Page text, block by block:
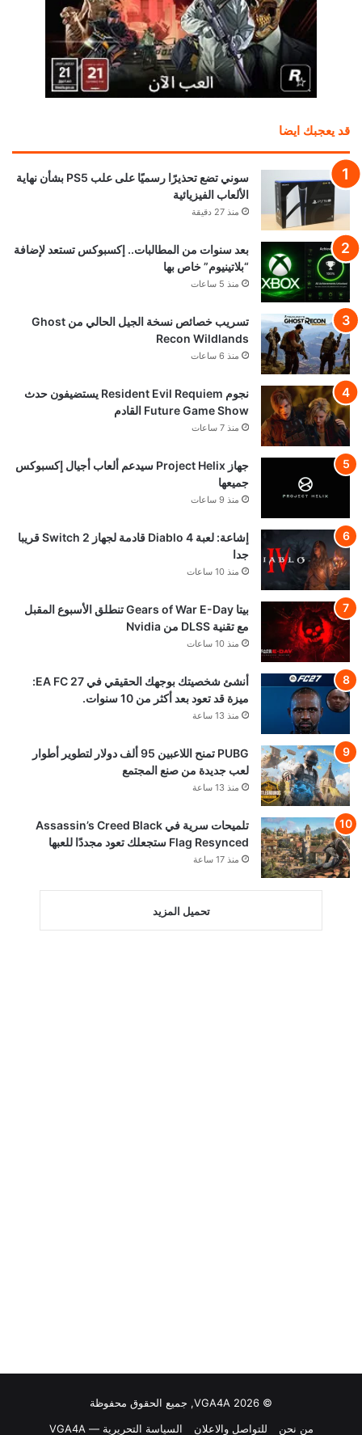
قد يعجبك ايضا
سوني تضع تحذيرًا رسميًا على علب PS5 بشأن نهاية
الألعاب الفيزيائية
منذ 27 دقيقة
بعد سنوات من المطالبات.. إكسبوكس تستعد لإضافة
“بلاتينيوم” خاص بها
منذ 5 ساعات
تسريب خصائص نسخة الجيل الحالي من Ghost
Recon Wildlands
منذ 6 ساعات
نجوم Resident Evil Requiem يستضيفون حدث
Future Game Show القادم
منذ 7 ساعات
جهاز Project Helix سيدعم ألعاب أجيال إكسبوكس
جميعها
منذ 9 ساعات
إشاعة: لعبة Diablo 4 قادمة لجهاز Switch 2 قريبا
جدا
منذ 10 ساعات
بيتا Gears of War E-Day تنطلق الأسبوع المقبل
مع تقنية DLSS من Nvidia
منذ 10 ساعات
أنشئ شخصيتك بوجهك الحقيقي في EA FC 27:
ميزة قد تعود بعد أكثر من 10 سنوات.
منذ 13 ساعة
PUBG تمنح اللاعبين 95 ألف دولار لتطوير أطوار
لعب جديدة من صنع المجتمع
منذ 13 ساعة
تلميحات سرية في Assassin’s Creed Black
Flag Resynced ستجعلك تعود مجددًا للعبها
منذ 17 ساعة
تحميل المزيد
© VGA4A 2026, جميع الحقوق محفوظة
من نحن
للتواصل والاعلان السياسة التحريرية — VGA4A